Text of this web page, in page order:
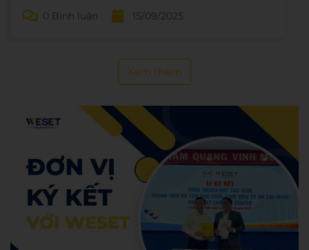
Khuyến học WESET.
0 Bình luận 15/09/2025
Xem thêm